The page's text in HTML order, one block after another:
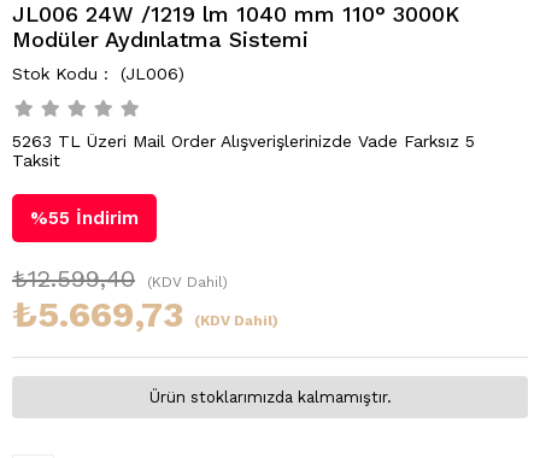
JL006 24W /1219 lm 1040 mm 110° 3000K
Modüler Aydınlatma Sistemi
(JL006)
5263 TL Üzeri Mail Order Alışverişlerinizde Vade Farksız 5
Taksit
%55 İndirim
₺12.599,40 (KDV Dahil)
₺5.669,73 (KDV Dahil)
Ürün stoklarımızda kalmamıştır.